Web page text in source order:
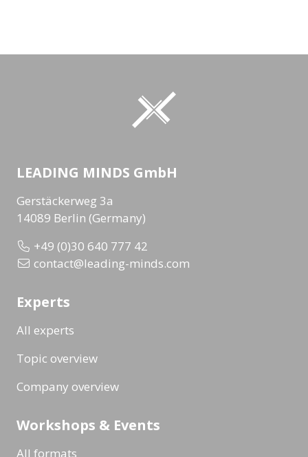
LEADING MINDS GmbH
Gerstäckerweg 3a
14089 Berlin (Germany)
+49 (0)30 640 777 42
contact@leading-minds.com
Experts
All experts
Topic overview
Company overview
Workshops & Events
All formats